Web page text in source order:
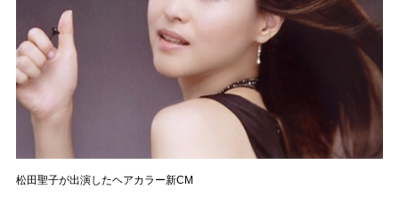
松田聖子が出演したヘアカラー新CM